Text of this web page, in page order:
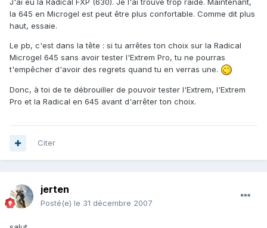
la 645 en Microgel est peut être plus confortable. Comme dit plus
haut, essaie.
Le pb, c'est dans la tête : si tu arrêtes ton choix sur la Radical
Microgel 645 sans avoir tester l'Extrem Pro, tu ne pourras
t'empêcher d'avoir des regrets quand tu en verras une.
Donc, à toi de te débrouiller de pouvoir tester l'Extrem, l'Extrem
Pro et la Radical en 645 avant d'arrêter ton choix.
Citer
jerten
Posté(e) le 31 décembre 2007